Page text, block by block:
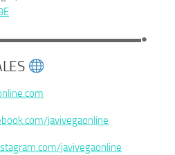
javivegaonline
javivegaonline